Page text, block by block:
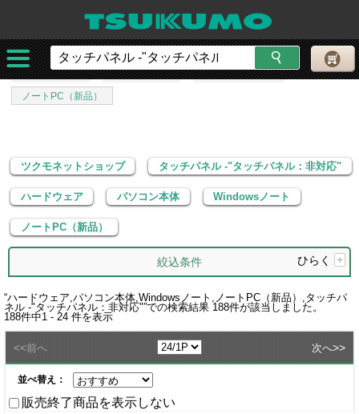
ツクモネットショップ
タッチパネル -"タッチパネル：非対応"
ハードウェア
パソコン本体
Windowsノート
ノートPC（新品）
ツクモネットショップ タッチパネル -"タッチパネル：非対応"
ハードウェア パソコン本体 Windowsノート
ノートPC（新品）
絞込条件 ひらく +
“ハードウェア,パソコン本体,Windowsノート,ノートPC（新品）,タッチパ
ネル -"タッチパネル：非対応"”での検索結果 188件が該当しました。
188件中1 - 24 件を表示
<<前へ 次へ>>
並べ替え：
販売終了商品を表示しない